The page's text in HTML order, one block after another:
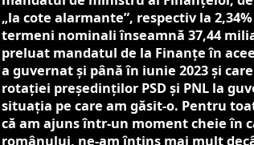
„la cote alarmante”, respectiv la
termeni nominali înseamnă 37,44
preluat mandatul de la Finanțe în
a guvernat și până în iunie 2023 și
rotației președinților PSD și PNL la
situaţia pe care am găsit-o. Pentru
că am ajuns într-un moment cheie în
românului, ne-am întins mai mult